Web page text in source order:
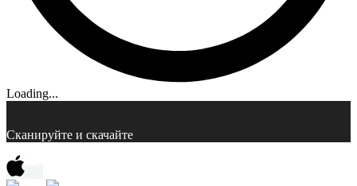
Loading...
Сканируйте и скачайте